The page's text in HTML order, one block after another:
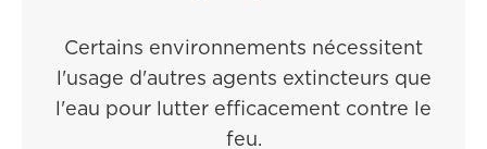
Certains environnements nécessitent
l'usage d'autres agents extincteurs que
l'eau pour lutter efficacement contre le
feu.